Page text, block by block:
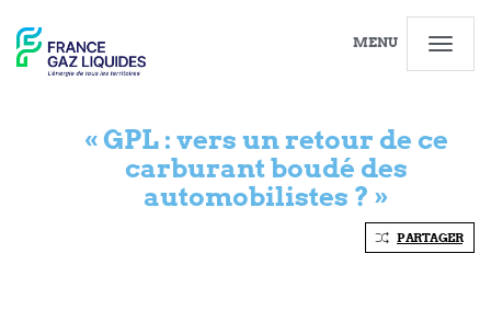
MENU
« GPL : vers un retour de ce
carburant boudé des
automobilistes ? »
PARTAGER